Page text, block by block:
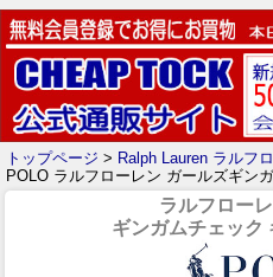
トップページ > Ralph Lauren ラルフ
POLO ラルフローレン ガールズギン
ラルフロー
ギンガムチェック